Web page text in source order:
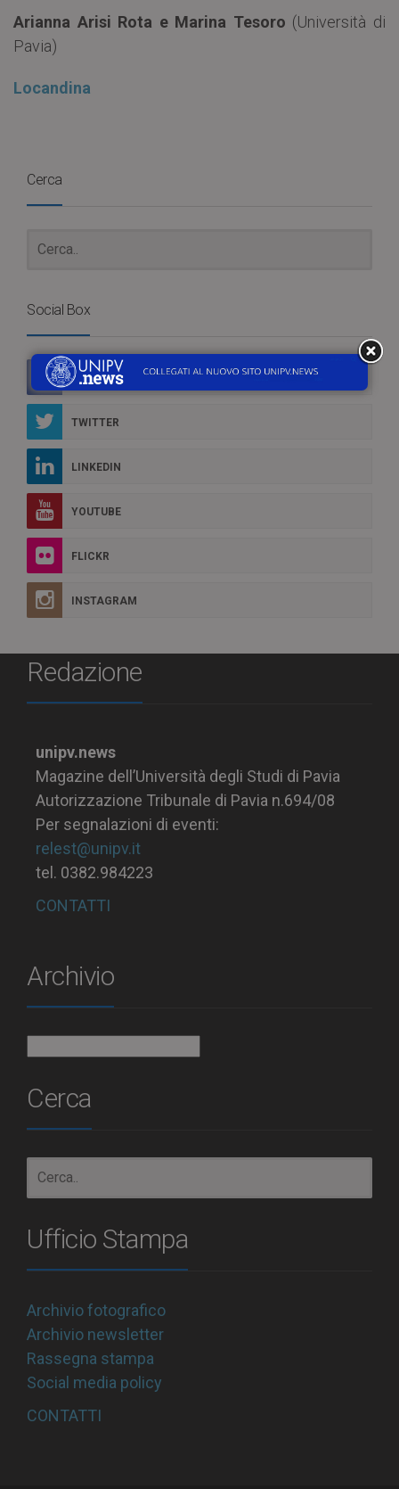
Arianna Arisi Rota e Marina Tesoro (Università di
Pavia)
Locandina
Cerca
Social Box
FACEBOOK
TWITTER
LINKEDIN
YOUTUBE
FLICKR
INSTAGRAM
Redazione
unipv.news
Magazine dell’Università degli Studi di Pavia
Autorizzazione Tribunale di Pavia n.694/08
Per segnalazioni di eventi:
relest@unipv.it
tel. 0382.984223
CONTATTI
Archivio
Cerca
Ufficio Stampa
Archivio fotografico
Archivio newsletter
Rassegna stampa
Social media policy
CONTATTI